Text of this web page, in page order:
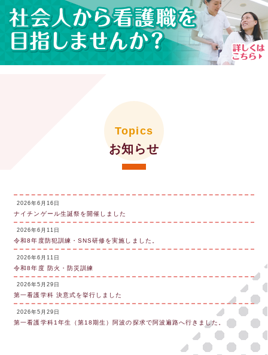
Topics
お知らせ
2026年6月16日
ナイチンゲール生誕祭を開催しました
2026年6月11日
令和8年度防犯訓練・SNS研修を実施しました。
2026年6月11日
令和8年度 防火・防災訓練
2026年5月29日
第一看護学科 決意式を挙行しました
2026年5月29日
第一看護学科1年生（第18期生）阿波の探求で阿波遍路へ行きました。